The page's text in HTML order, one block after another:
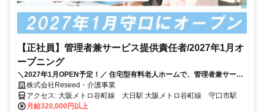
【正社員】管理者兼サービス提供責任者/2027年1月オ
ープニング
＼2027年1月OPEN予定！／ 住宅型有料老人ホームで、管理者兼サービ
ス提供責任者として施設運営全般をお任せします。オープニングメンバ
ーとして、一から理想の施設づくりに携われる環境です。
株式会社Reseed・介護事業
アクセス: 大阪メトロ谷町線 大日駅 大阪メトロ谷町線 守口市駅
月給320,000円以上